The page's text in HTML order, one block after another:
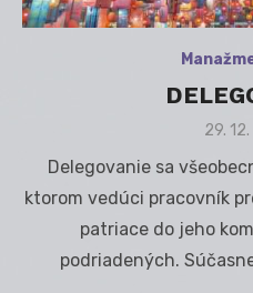
29.
Delegovanie sa
ktorom vedúci pracovník
patriace do jeho
podriadených.